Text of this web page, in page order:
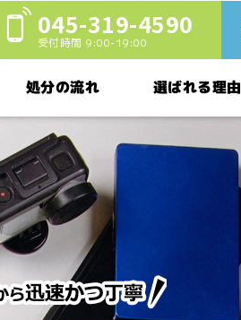
045-319-4590
受付時間 9:00-19:00
処分の流れ 選ばれる理由